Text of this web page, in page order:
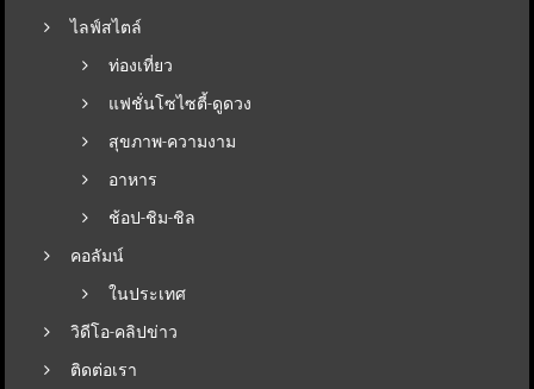
ไลฟ์สไตล์
ท่องเที่ยว
แฟชั่นโซไซตี้-ดูดวง
สุขภาพ-ความงาม
อาหาร
ช้อป-ชิม-ชิล
คอลัมน์
ในประเทศ
วิดีโอ-คลิปข่าว
ติดต่อเรา